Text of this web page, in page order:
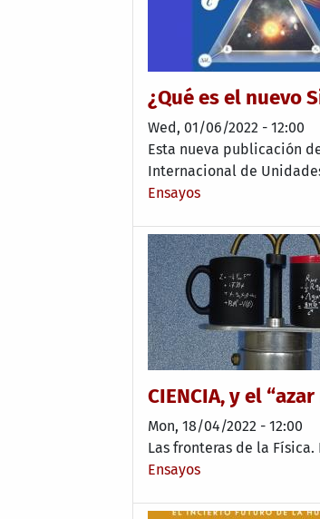
¿Qué es el nuevo
Wed, 01/06/2022 - 12:00
Esta nueva publicación
Internacional de
Ensayos
CIENCIA, y el
Mon, 18/04/2022 - 12:00
Las fronteras de la
Ensayos